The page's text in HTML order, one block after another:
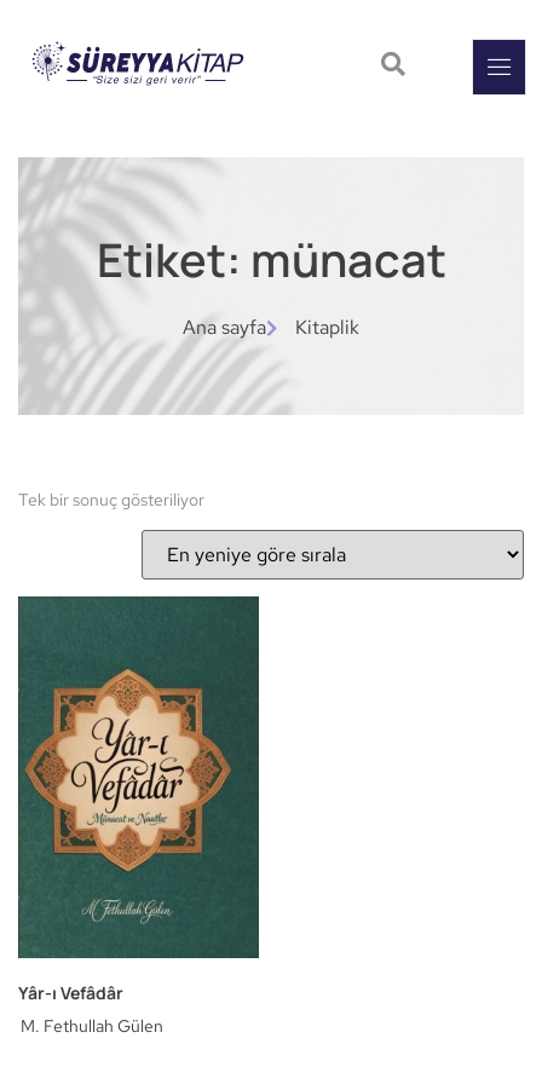
Etiket: münacat
Ana sayfa Kitaplik
Tek bir sonuç gösteriliyor
Yâr-ı Vefâdâr
M. Fethullah Gülen